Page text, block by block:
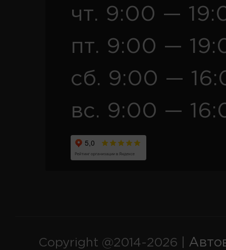
чт. 9:00 —
пт. 9:00 —
сб. 9:00 —
вс. 9:00 —
Copyright @2014-2026 |